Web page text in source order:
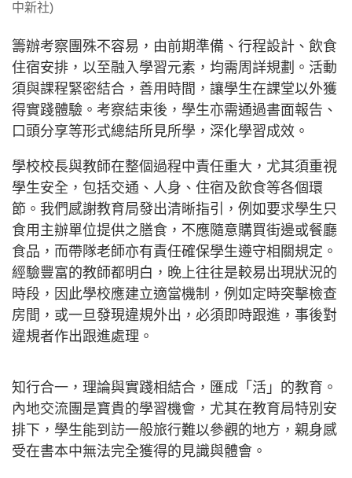
中新社)
籌辦考察團殊不容易，由前期準備、行程設計、飲食
住宿安排，以至融入學習元素，均需周詳規劃。活動
須與課程緊密結合，善用時間，讓學生在課堂以外獲
得實踐體驗。考察結束後，學生亦需通過書面報告、
口頭分享等形式總結所見所學，深化學習成效。
學校校長與教師在整個過程中責任重大，尤其須重視
學生安全，包括交通、人身、住宿及飲食等各個環
節。我們感謝教育局發出清晰指引，例如要求學生只
食用主辦單位提供之膳食，不應隨意購買街邊或餐廳
食品，而帶隊老師亦有責任確保學生遵守相關規定。
經驗豐富的教師都明白，晚上往往是較易出現狀況的
時段，因此學校應建立適當機制，例如定時突擊檢查
房間，或一旦發現違規外出，必須即時跟進，事後對
違規者作出跟進處理。
知行合一，理論與實踐相結合，匯成「活」的教育。
內地交流團是寶貴的學習機會，尤其在教育局特別安
排下，學生能到訪一般旅行難以參觀的地方，親身感
受在書本中無法完全獲得的見識與體會。